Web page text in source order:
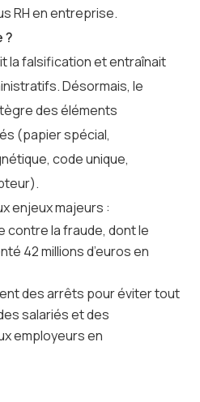
RH en entreprise.
?
la falsification et entraînait
Désormais, le
des éléments
(papier spécial,
code unique,
enjeux majeurs :
contre la fraude, dont le
42 millions d’euros en
des arrêts pour éviter tout
salariés et des
employeurs en